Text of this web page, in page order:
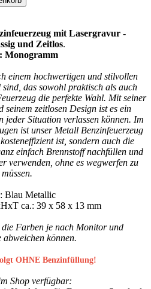
mit Lasergravur -
und Zeitlos.
Monogramm
einem hochwertigen und stilvollen
das sowohl praktisch als auch
die perfekte Wahl. Mit seiner
zeitlosen Design ist es ein
jeder Situation verlassen können. Im
ist unser Metall Benzinfeuerzeug
ist, sondern auch die
einfach Brennstoff nachfüllen und
verwenden, ohne es wegwerfen zu
müssen.
Blau Metallic
ca.: 39 x 58 x 13 mm
die Farben je nach Monitor und
können.
OHNE Benzinfüllung!
Shop verfügbar: